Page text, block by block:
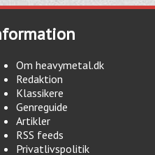
Om heavymetal.dk
Redaktion
Klassikere
Genreguide
Artikler
RSS feeds
Privatlivspolitik